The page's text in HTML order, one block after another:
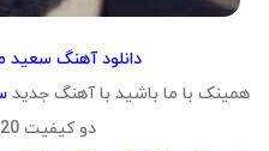
دانلود آهنگ
همینک با ما باشید با آهنگ جدید
دو کیفیت 320 و 128 MP3